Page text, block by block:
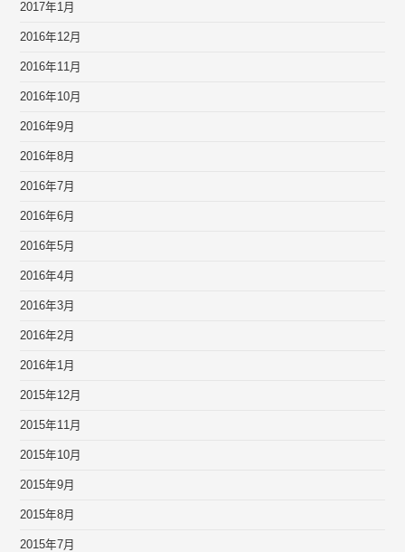
2017年1月
2016年12月
2016年11月
2016年10月
2016年9月
2016年8月
2016年7月
2016年6月
2016年5月
2016年4月
2016年3月
2016年2月
2016年1月
2015年12月
2015年11月
2015年10月
2015年9月
2015年8月
2015年7月